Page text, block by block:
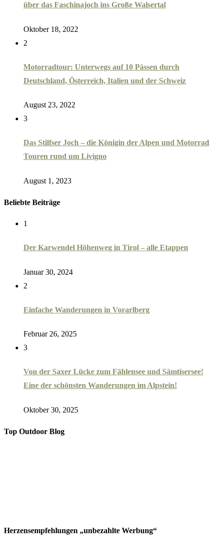
über das Faschinajoch ins Große Walsertal
Oktober 18, 2022
2
Motorradtour: Unterwegs auf 10 Pässen durch
Deutschland, Österreich, Italien und der Schweiz
August 23, 2022
3
Das Stilfser Joch – die Königin der Alpen und Motorrad
Touren rund um Livigno
August 1, 2023
Beliebte Beiträge
1
Der Karwendel Höhenweg in Tirol – alle Etappen
Januar 30, 2024
2
Einfache Wanderungen in Vorarlberg
Februar 26, 2025
3
Von der Saxer Lücke zum Fählensee und Sämtisersee!
Eine der schönsten Wanderungen im Alpstein!
Oktober 30, 2025
Top Outdoor Blog
Herzensempfehlungen „unbezahlte Werbung“